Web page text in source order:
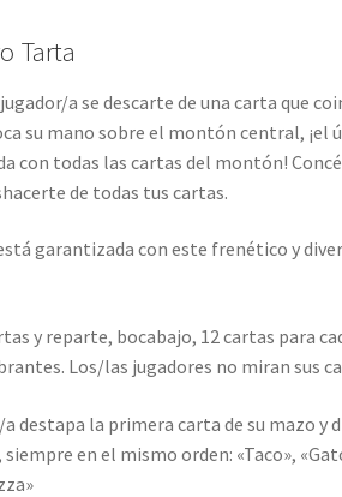
Tarta
a se descarte de una carta que
su mano sobre el montón central, ¡el
con todas las cartas del montón!
de todas tus cartas.
garantizada con este frenético y
y reparte, bocabajo, 12 cartas para
Los/las jugadores no miran sus
destapa la primera carta de su mazo y
en el mismo orden: «Taco»,